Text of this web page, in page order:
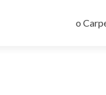
do
o